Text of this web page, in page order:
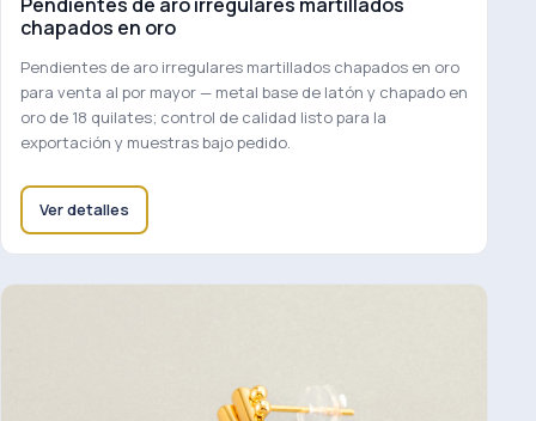
chapados en oro
Pendientes de aro irregulares martillados chapados en oro
para venta al por mayor — metal base de latón y chapado en
oro de 18 quilates; control de calidad listo para la
exportación y muestras bajo pedido.
Ver detalles